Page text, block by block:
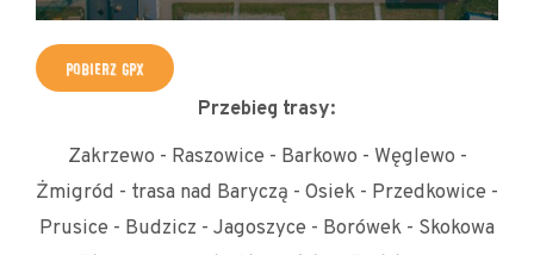
POBIERZ GPX
Przebieg trasy:
Zakrzewo - Raszowice - Barkowo - Węglewo -
Żmigród - trasa nad Baryczą - Osiek - Przedkowice -
Prusice - Budzicz - Jagoszyce - Borówek - Skokowa